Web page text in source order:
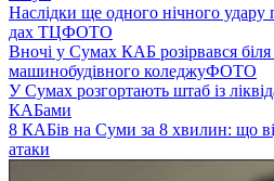
Наслідки ще одного нічного
дах ТЦФОТО
Вночі у Сумах КАБ розірвався
машинобудівного коледжуФОТО
У Сумах розгортають штаб із
КАБами
8 КАБів на Суми за 8 хвилин: що
атаки